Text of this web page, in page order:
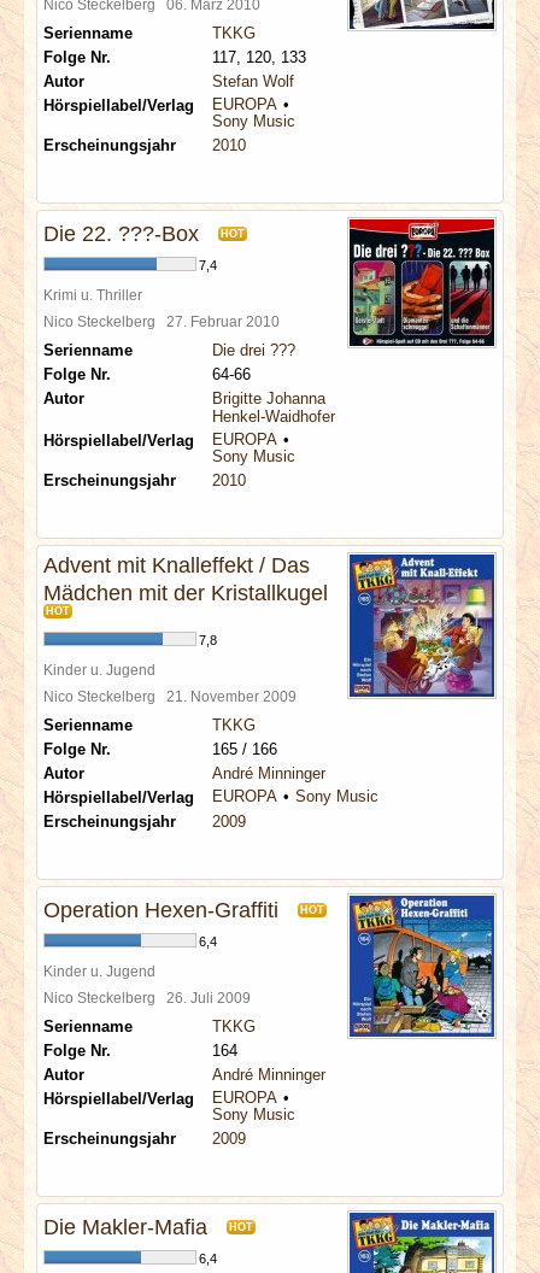
Nico Steckelberg 06. März 2010
Serienname
TKKG
Folge Nr.
117, 120, 133
Autor
Stefan Wolf
Hörspiellabel/Verlag
EUROPA
Sony Music
Erscheinungsjahr
2010
Die 22. ???-Box HOT
7,4
Krimi u. Thriller
Nico Steckelberg 27. Februar 2010
Serienname
Die drei ???
Folge Nr.
64-66
Autor
Brigitte Johanna
Henkel-Waidhofer
Hörspiellabel/Verlag
EUROPA
Sony Music
Erscheinungsjahr
2010
Advent mit Knalleffekt / Das
Mädchen mit der Kristallkugel
HOT
7,8
Kinder u. Jugend
Nico Steckelberg 21. November 2009
Serienname
TKKG
Folge Nr.
165 / 166
Autor
André Minninger
Hörspiellabel/Verlag
EUROPA
Sony Music
Erscheinungsjahr
2009
Operation Hexen-Graffiti HOT
6,4
Kinder u. Jugend
Nico Steckelberg 26. Juli 2009
Serienname
TKKG
Folge Nr.
164
Autor
André Minninger
Hörspiellabel/Verlag
EUROPA
Sony Music
Erscheinungsjahr
2009
Die Makler-Mafia HOT
6,4